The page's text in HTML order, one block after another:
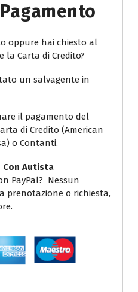
oppure hai chiesto al
la Carta di Credito?
un salvagente in
il pagamento del
di Credito (American
o Contanti.
Con Autista
PayPal? Nessun
prenotazione o richiesta,